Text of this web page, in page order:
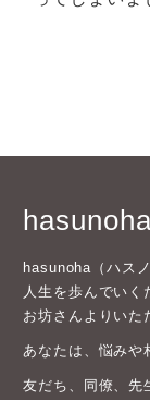
hasunoha（ハス
人生を歩んでい
お坊さんよりいた
あなたは、悩みや
友だち、同僚、先